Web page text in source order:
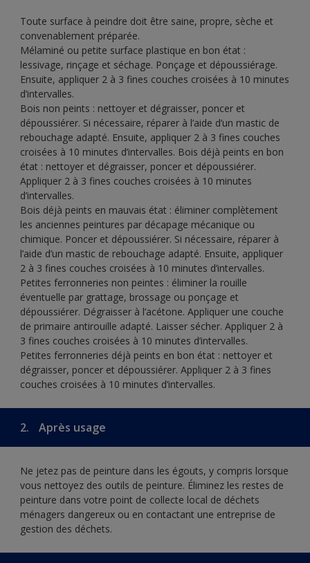
Toute surface à peindre doit être saine, propre, sèche et
convenablement préparée.
Mélaminé ou petite surface plastique en bon état :
lessivage, rinçage et séchage. Ponçage et dépoussiérage.
Ensuite, appliquer 2 à 3 fines couches croisées à 10 minutes
d’intervalles.
Bois non peints : nettoyer et dégraisser, poncer et
dépoussiérer. Si nécessaire, réparer à l’aide d’un mastic de
rebouchage adapté. Ensuite, appliquer 2 à 3 fines couches
croisées à 10 minutes d’intervalles. Bois déjà peints en bon
état : nettoyer et dégraisser, poncer et dépoussiérer.
Appliquer 2 à 3 fines couches croisées à 10 minutes
d’intervalles.
Bois déjà peints en mauvais état : éliminer complètement
les anciennes peintures par décapage mécanique ou
chimique. Poncer et dépoussiérer. Si nécessaire, réparer à
l’aide d’un mastic de rebouchage adapté. Ensuite, appliquer
2 à 3 fines couches croisées à 10 minutes d’intervalles.
Petites ferronneries non peintes : éliminer la rouille
éventuelle par grattage, brossage ou ponçage et
dépoussiérer. Dégraisser à l’acétone. Appliquer une couche
de primaire antirouille adapté. Laisser sécher. Appliquer 2 à
3 fines couches croisées à 10 minutes d’intervalles.
Petites ferronneries déjà peints en bon état : nettoyer et
dégraisser, poncer et dépoussiérer. Appliquer 2 à 3 fines
couches croisées à 10 minutes d’intervalles.
2. Après usage
Ne jetez pas de peinture dans les égouts, y compris lorsque
vous nettoyez des outils de peinture. Éliminez les restes de
peinture dans votre point de collecte local de déchets
ménagers dangereux ou en contactant une entreprise de
gestion des déchets.